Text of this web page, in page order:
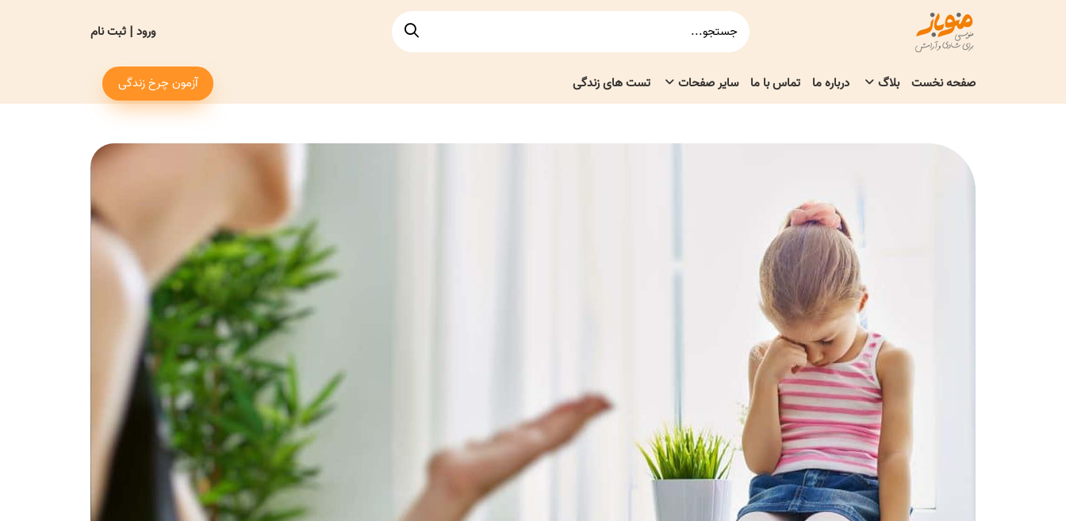
ورود | ثبت نام
صفحه نخست بلاگ درباره ما تماس با ما سایر صفحات تست های زندگی آزمون چرخ زندگی